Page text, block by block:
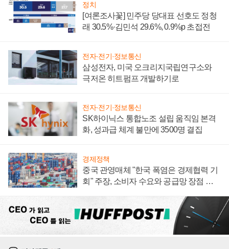
정치
[여론조사꽃] 민주당 당대표 선호도 정청
래 30.5%·김민석 29.6%, 0.9%p 초접전
전자·전기·정보통신
삼성전자, 미국 오크리지국립연구소와
극저온 히트펌프 개발하기로
전자·전기·정보통신
SK하이닉스 통합노조 설립 움직임 본격
화, 성과급 체계 불만에 3500명 결집
경제정책
중국 관영매체 "한국 폭염은 경제협력 기
회" 주장, 소비자 수요와 공급망 장점 강